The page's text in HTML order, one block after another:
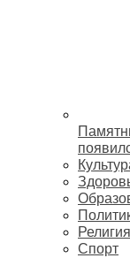
Религия
Спорт